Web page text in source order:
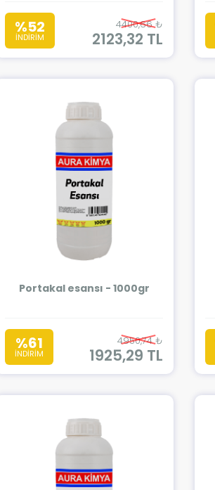
%52
İNDİRİM
4400,66 ₺
2123,32 TL
Portakal esansı - 1000gr
%61
İNDİRİM
4950,74 ₺
1925,29 TL